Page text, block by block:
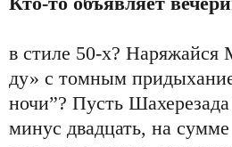
в стиле 50-х?
ду» с томным
ночи”? Пусть
минус двадцать, на